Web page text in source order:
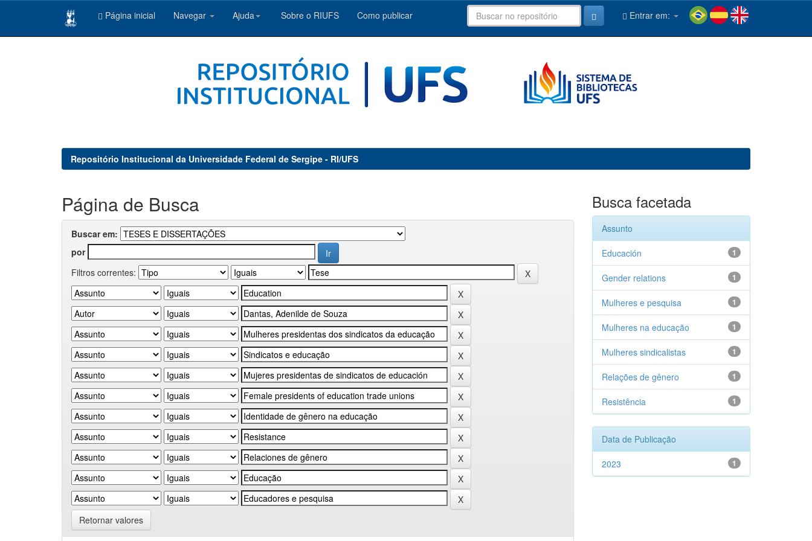
Página inicial Navegar Ajuda Sobre o RIUFS Como publicar Entrar em:
Repositório Institucional da Universidade Federal de Sergipe - RI/UFS
Página de Busca
Buscar em:
por
Filtros correntes:
Retornar valores
Busca facetada
Assunto
1
Educación
1
Gender relations
1
Mulheres e pesquisa
1
Mulheres na educação
1
Mulheres sindicalistas
1
Relações de gênero
1
Resistência
Data de Publicação
1
2023